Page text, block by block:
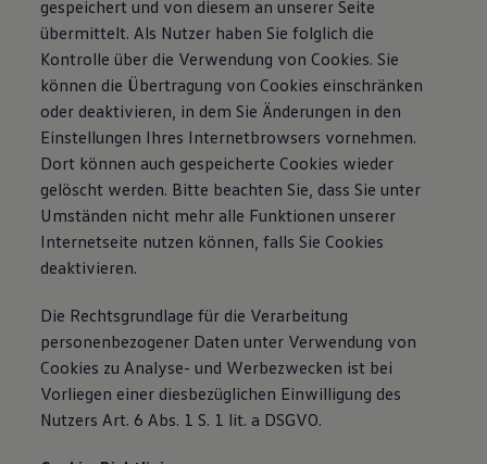
gespeichert und von diesem an unserer Seite
übermittelt. Als Nutzer haben Sie folglich die
Kontrolle über die Verwendung von Cookies. Sie
können die Übertragung von Cookies einschränken
oder deaktivieren, in dem Sie Änderungen in den
Einstellungen Ihres Internetbrowsers vornehmen.
Dort können auch gespeicherte Cookies wieder
gelöscht werden. Bitte beachten Sie, dass Sie unter
Umständen nicht mehr alle Funktionen unserer
Internetseite nutzen können, falls Sie Cookies
deaktivieren.
Die Rechtsgrundlage für die Verarbeitung
personenbezogener Daten unter Verwendung von
Cookies zu Analyse- und Werbezwecken ist bei
Vorliegen einer diesbezüglichen Einwilligung des
Nutzers Art. 6 Abs. 1 S. 1 lit. a DSGVO.